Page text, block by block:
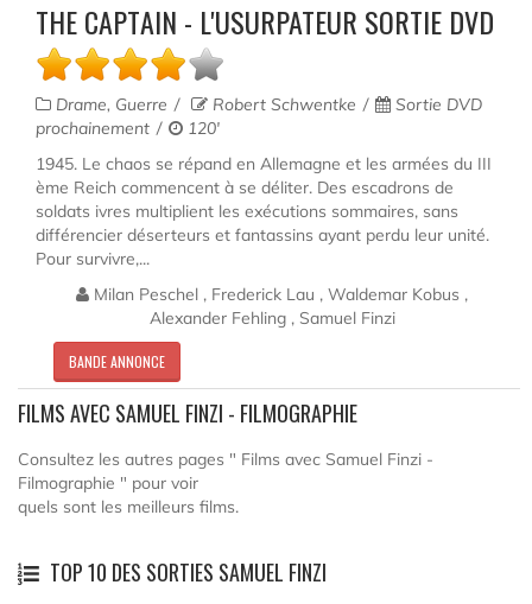
THE CAPTAIN - L'USURPATEUR SORTIE DVD
Drame, Guerre Robert Schwentke
Sortie DVD
prochainement
120'
1945. Le chaos se répand en Allemagne et les armées du III
ème Reich commencent à se déliter. Des escadrons de
soldats ivres multiplient les exécutions sommaires, sans
différencier déserteurs et fantassins ayant perdu leur unité.
Pour survivre,...
Milan Peschel , Frederick Lau , Waldemar Kobus ,
Alexander Fehling , Samuel Finzi
BANDE ANNONCE
FILMS AVEC SAMUEL FINZI - FILMOGRAPHIE
Consultez les autres pages " Films avec Samuel Finzi -
Filmographie " pour voir
quels sont les meilleurs films.
TOP 10 DES SORTIES SAMUEL FINZI